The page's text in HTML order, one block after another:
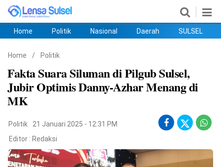
Home Politik Nasional Daerah SULSEL
Home / Politik
Fakta Suara Siluman di Pilgub Sulsel,
Jubir Optimis Danny-Azhar Menang di
MK
Politik
21 Januari 2025 - 12:31 PM
Editor : Redaksi